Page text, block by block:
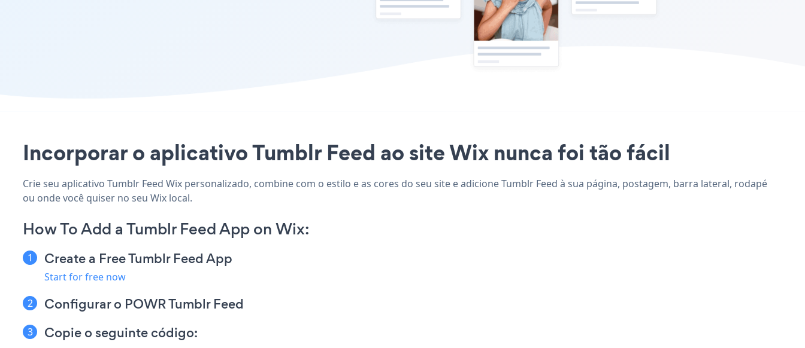
Incorporar o aplicativo Tumblr Feed ao site Wix nunca foi tão fácil
Crie seu aplicativo Tumblr Feed Wix personalizado, combine com o estilo e as cores do seu site e adicione Tumblr Feed à sua página, postagem, barra lateral, rodapé
ou onde você quiser no seu Wix local.
How To Add a Tumblr Feed App on Wix:
Create a Free Tumblr Feed App
Start for free now
Configurar o POWR Tumblr Feed
Copie o seguinte código: